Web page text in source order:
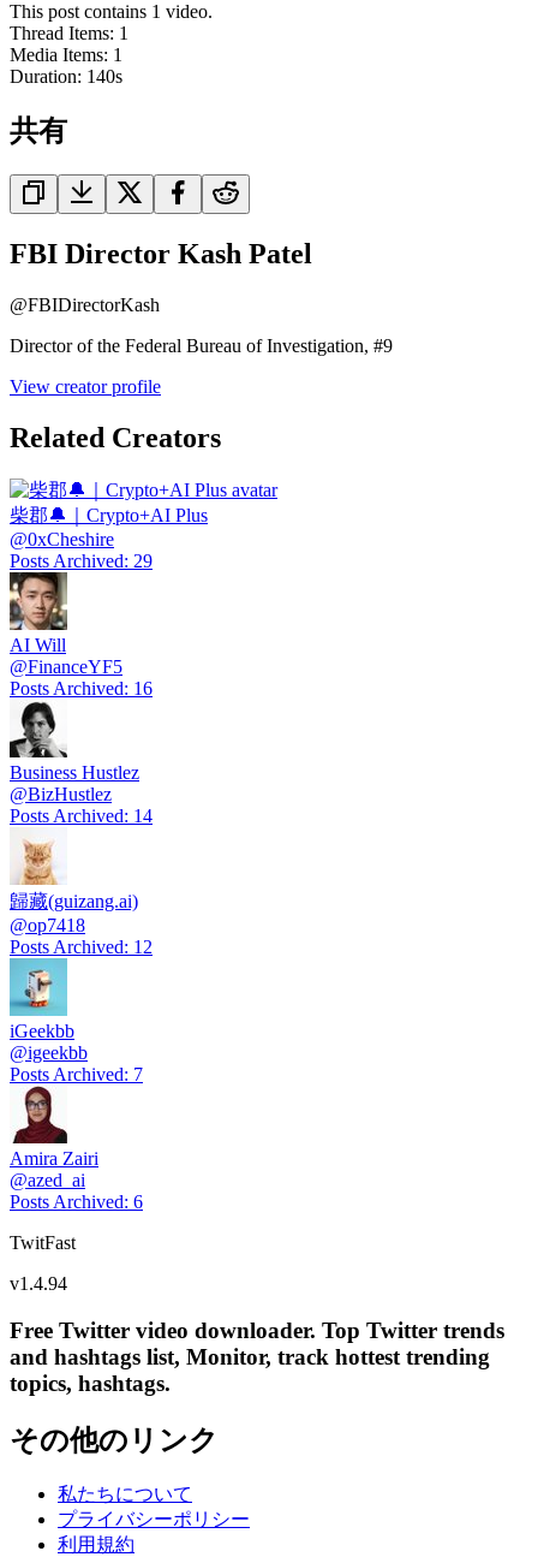
This post contains 1 video.
Thread Items: 1
Media Items: 1
Duration: 140s
共有
FBI Director Kash Patel
@FBIDirectorKash
Director of the Federal Bureau of Investigation, #9
View creator profile
Related Creators
柴郡🔔｜Crypto+AI Plus
@0xCheshire
Posts Archived: 29
AI Will
@FinanceYF5
Posts Archived: 16
Business Hustlez
@BizHustlez
Posts Archived: 14
歸藏(guizang.ai)
@op7418
Posts Archived: 12
iGeekbb
@igeekbb
Posts Archived: 7
Amira Zairi
@azed_ai
Posts Archived: 6
TwitFast
v1.4.94
Free Twitter video downloader. Top Twitter trends
and hashtags list, Monitor, track hottest trending
topics, hashtags.
その他のリンク
私たちについて
プライバシーポリシー
利用規約